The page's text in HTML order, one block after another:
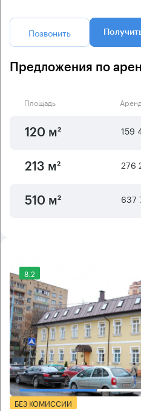
Позвонить
Предложения по
Площадь
120 м² 159
213 м² 276
510 м² 637
8.2
БЕЗ КОМИССИИ